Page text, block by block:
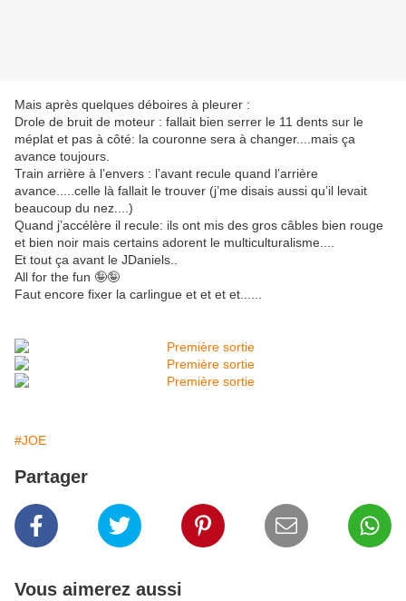
Mais après quelques déboires à pleurer :
Drole de bruit de moteur : fallait bien serrer le 11 dents sur le
méplat et pas à côté: la couronne sera à changer....mais ça
avance toujours.
Train arrière à l’envers : l’avant recule quand l’arrière
avance.....celle là fallait le trouver (j’me disais aussi qu’il levait
beaucoup du nez....)
Quand j’accélère il recule: ils ont mis des gros câbles bien rouge
et bien noir mais certains adorent le multiculturalisme....
Et tout ça avant le JDaniels..
All for the fun 🤪🤪
Faut encore fixer la carlingue et et et et......
#JOE
Partager
Vous aimerez aussi